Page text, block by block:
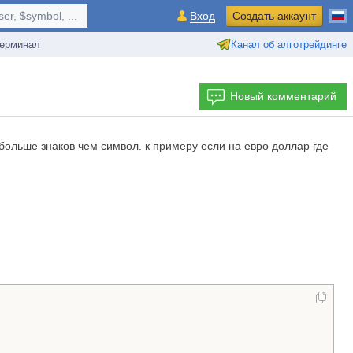
Канал об алготрейдинге
$symbol, ... Вход Создать аккаунт
Новый комментарий
знаков чем символ. к примеру если на евро доллар где